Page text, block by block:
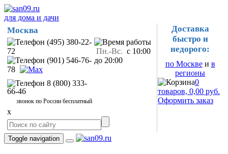
для дома и дачи
Москва
(495) 380-22-
72
(901) 546-76-
78
8 (800) 333-
66-46
звонок по России бесплатный
Пн.-Вс. с 10:00
до 20:00
x
Доставка
быстро и
недорого:
по Москвеи в
регионы
0
товаров, 0,00 руб.
Оформить заказ
Toggle navigation